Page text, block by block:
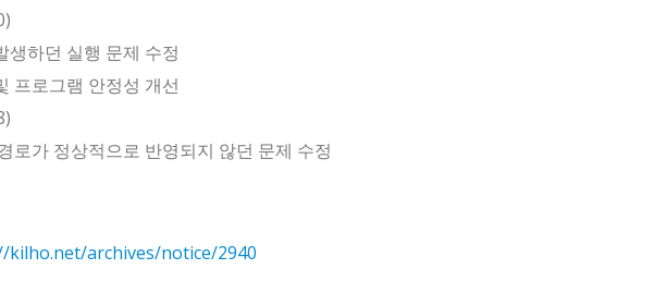
생하던 실행 문제 수정
프로그램 안정성 개선
로가 정상적으로 반영되지 않던 문제 수정
kilho.net/archives/notice/2940